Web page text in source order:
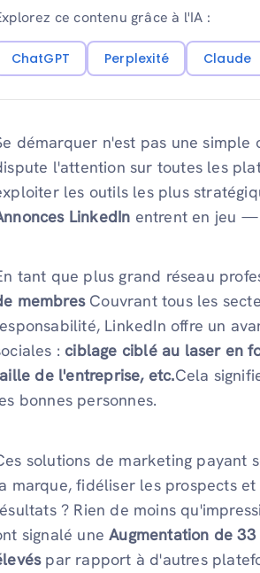
ce contenu grâce à l'IA :
ChatGPT Perplexité Claude
démarquer n'est pas une simple
l'attention sur toutes les
les outils les plus
LinkedIn entrent en jeu —
tant que plus grand réseau
membresCouvrant tous les
LinkedIn offre un
: ciblage ciblé au laser en
de l'entreprise, etc.Cela
bonnes personnes.
solutions de marketing payant
marque, fidéliser les prospects
? Rien de moins
signalé uneAugmentation de
par rapport à d'autres